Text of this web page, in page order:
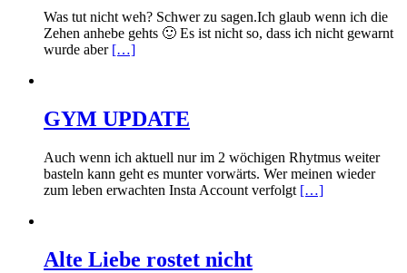
Was tut nicht weh? Schwer zu sagen.Ich glaub wenn ich die
Zehen anhebe gehts 🙂 Es ist nicht so, dass ich nicht gewarnt
wurde aber […]
GYM UPDATE
Auch wenn ich aktuell nur im 2 wöchigen Rhytmus weiter
basteln kann geht es munter vorwärts. Wer meinen wieder
zum leben erwachten Insta Account verfolgt […]
Alte Liebe rostet nicht